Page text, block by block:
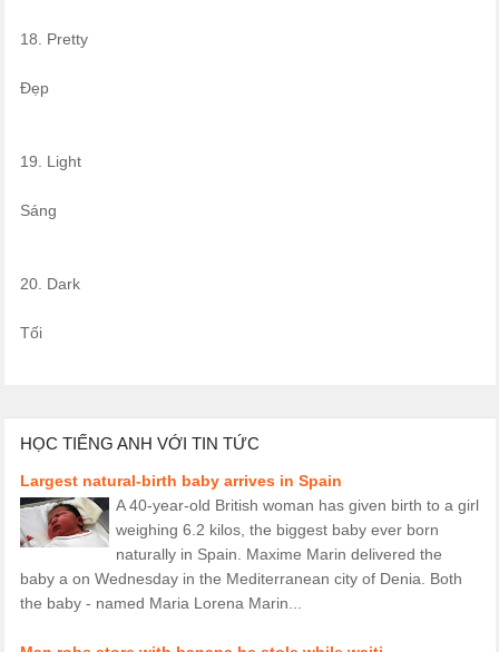
18. Pretty
Đẹp
19. Light
Sáng
20. Dark
Tối
HỌC TIẾNG ANH VỚI TIN TỨC
Largest natural-birth baby arrives in Spain
A 40-year-old British woman has given birth to a girl
weighing 6.2 kilos, the biggest baby ever born
naturally in Spain. Maxime Marin delivered the
baby a on Wednesday in the Mediterranean city of Denia. Both
the baby - named Maria Lorena Marin...